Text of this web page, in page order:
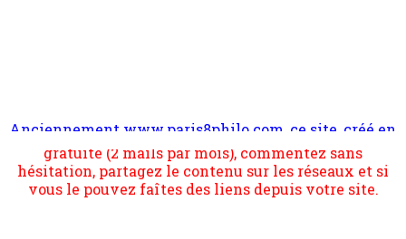
2006 lors du mouvement anti-CPE, a rendu compte de
s'occupe plus largement de rendre compte d'une
transformation dans les paradigmes philosophiques
suivant la pensée du Dehors ou du Surpli, omme la
gratuite (2 mails par mois), commentez sans
hésitation, partagez le contenu sur les réseaux et si
vous le pouvez faîtes des liens depuis votre site.